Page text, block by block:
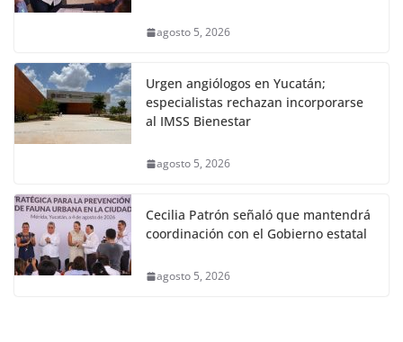
agosto 5, 2026
Urgen angiólogos en Yucatán;
especialistas rechazan incorporarse
al IMSS Bienestar
agosto 5, 2026
Cecilia Patrón señaló que mantendrá
coordinación con el Gobierno estatal
agosto 5, 2026